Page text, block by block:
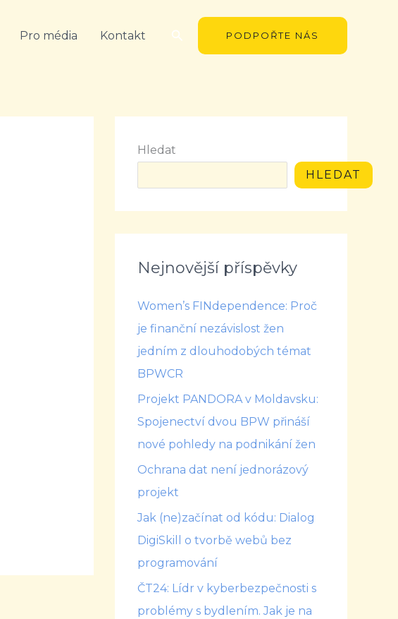
Pro média Kontakt Hledat PODPOŘTE NÁS
Hledat
HLEDAT
Nejnovější příspěvky
Women’s FINdependence: Proč
je finanční nezávislost žen
jedním z dlouhodobých témat
BPWCR
Projekt PANDORA v Moldavsku:
Spojenectví dvou BPW přináší
nové pohledy na podnikání žen
Ochrana dat není jednorázový
projekt
Jak (ne)začínat od kódu: Dialog
DigiSkill o tvorbě webů bez
programování
ČT24: Lídr v kyberbezpečnosti s
problémy s bydlením. Jak je na